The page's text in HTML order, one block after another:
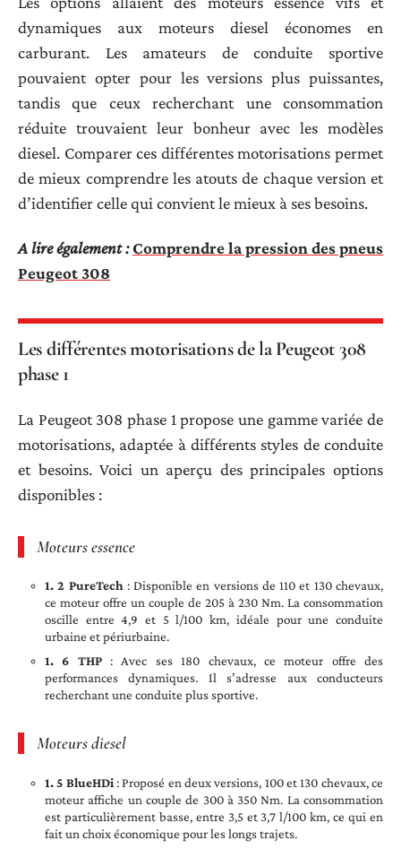
dynamiques aux moteurs diesel économes en
carburant. Les amateurs de conduite sportive
pouvaient opter pour les versions plus puissantes,
tandis que ceux recherchant une consommation
réduite trouvaient leur bonheur avec les modèles
diesel. Comparer ces différentes motorisations permet
de mieux comprendre les atouts de chaque version et
d’identifier celle qui convient le mieux à ses besoins.
A lire également :Comprendre la pression des pneus
Peugeot 308
Les différentes motorisations de la Peugeot 308
phase 1
La Peugeot 308 phase 1 propose une gamme variée de
motorisations, adaptée à différents styles de conduite
et besoins. Voici un aperçu des principales options
disponibles :
Moteurs essence
1. 2 PureTech: Disponible en versions de 110 et 130 chevaux,
ce moteur offre un couple de 205 à 230 Nm. La consommation
oscille entre 4,9 et 5 l/100 km, idéale pour une conduite
urbaine et périurbaine.
1. 6 THP: Avec ses 180 chevaux, ce moteur offre des
performances dynamiques. Il s’adresse aux conducteurs
recherchant une conduite plus sportive.
Moteurs diesel
1. 5 BlueHDi: Proposé en deux versions, 100 et 130 chevaux, ce
moteur affiche un couple de 300 à 350 Nm. La consommation
est particulièrement basse, entre 3,5 et 3,7 l/100 km, ce qui en
fait un choix économique pour les longs trajets.